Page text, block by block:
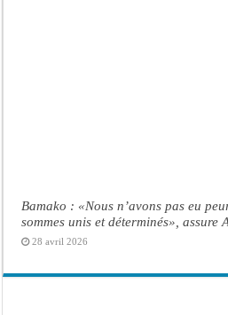
Bamako : «Nous n’avons pas eu
sommes unis et déterminés», assure
28 avril 2026